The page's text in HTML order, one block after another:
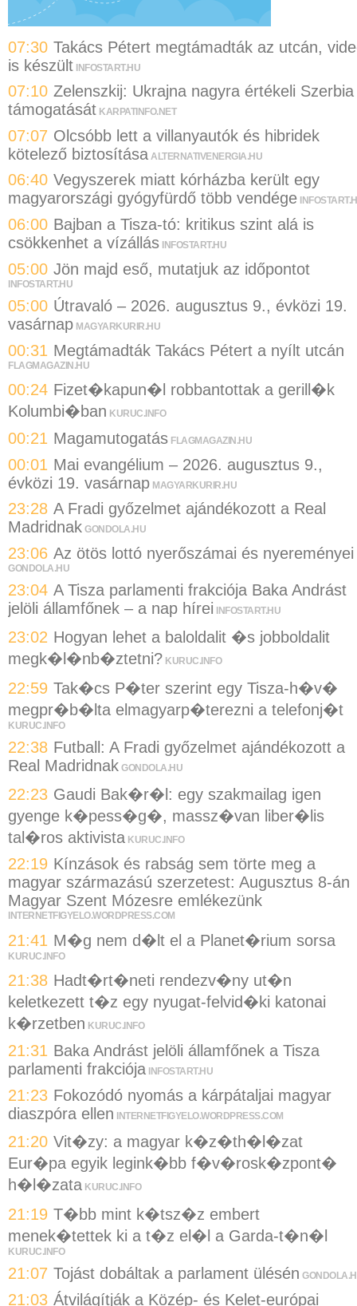
07:30 Takács Pétert megtámadták az utcán,
is készült INFOSTART.HU
07:10 Zelenszkij: Ukrajna nagyra értékeli Szerbia
támogatását KARPATINFO.NET
07:07 Olcsóbb lett a villanyautók és hibridek
kötelező biztosítása ALTERNATIVENERGIA.HU
06:40 Vegyszerek miatt kórházba került egy
magyarországi gyógyfürdő több vendége
06:00 Bajban a Tisza-tó: kritikus szint alá is
csökkenhet a vízállás INFOSTART.HU
05:00 Jön majd eső, mutatjuk az időpontot
INFOSTART.HU
05:00 Útravaló – 2026. augusztus 9., évközi 19.
vasárnap MAGYARKURIR.HU
00:31 Megtámadták Takács Pétert a nyílt utcán
FLAGMAGAZIN.HU
00:24 Fizet�kapun�l robbantottak a gerill�k
Kolumbi�ban KURUC.INFO
00:21 Magamutogatás FLAGMAGAZIN.HU
00:01 Mai evangélium – 2026. augusztus 9.,
évközi 19. vasárnap MAGYARKURIR.HU
23:28 A Fradi győzelmet ajándékozott a Real
Madridnak GONDOLA.HU
23:06 Az ötös lottó nyerőszámai és nyereményei
GONDOLA.HU
23:04 A Tisza parlamenti frakciója Baka Andrást
jelöli államfőnek – a nap hírei
INFOSTART.HU
23:02 Hogyan lehet a baloldalit �s jobboldalit
megk�l�nb�ztetni? KURUC.INFO
22:59 Tak�cs P�ter szerint egy Tisza-h�v�
megpr�b�lta elmagyarp�terezni a telefonj�t
KURUC.INFO
22:38 Futball: A Fradi győzelmet ajándékozott a
Real Madridnak GONDOLA.HU
22:23 Gaudi Bak�r�l: egy szakmailag igen
gyenge k�pess�g�, massz�van liber�lis
tal�ros aktivista KURUC.INFO
22:19 Kínzások és rabság sem törte meg a
magyar származású szerzetest: Augusztus 8-án
Magyar Szent Mózesre emlékezünk
INTERNETFIGYELO.WORDPRESS.COM
21:41 M�g nem d�lt el a Planet�rium sorsa
KURUC.INFO
21:38 Hadt�rt�neti rendezv�ny ut�n
keletkezett t�z egy nyugat-felvid�ki katonai
k�rzetben KURUC.INFO
21:31 Baka Andrást jelöli államfőnek a Tisza
parlamenti frakciója INFOSTART.HU
21:23 Fokozódó nyomás a kárpátaljai magyar
diaszpóra ellen INTERNETFIGYELO.WORDPRESS.COM
21:20 Vit�zy: a magyar k�z�th�l�zat
Eur�pa egyik legink�bb f�v�rosk�zpont�
h�l�zata KURUC.INFO
21:19 T�bb mint k�tsz�z embert
menek�tettek ki a t�z el�l a Garda-t�n�l
KURUC.INFO
21:07 Tojást dobáltak a parlament ülésén
21:03 Átvilágítják a Közép- és Kelet-európai